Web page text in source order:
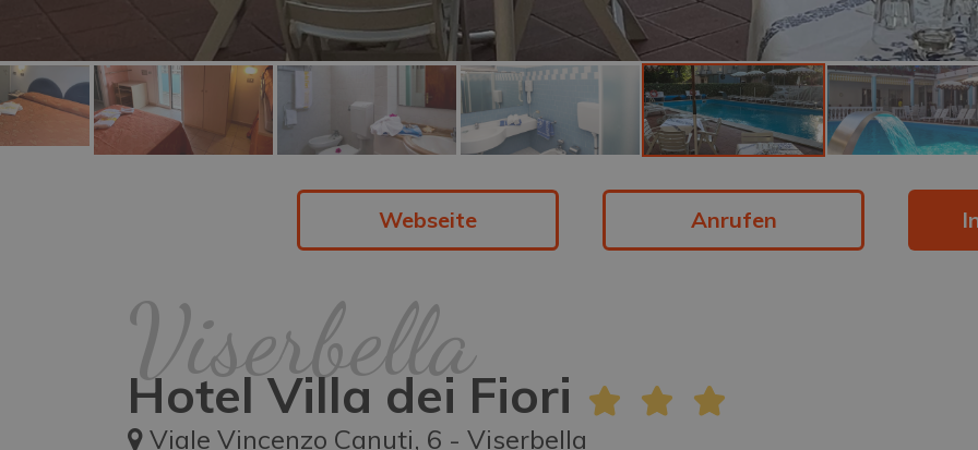
Webseite Anrufen
Viserbella
Hotel Villa dei Fiori
Viale Vincenzo Canuti, 6 - Viserbella